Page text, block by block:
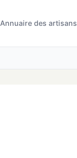
Annuaire des artisans